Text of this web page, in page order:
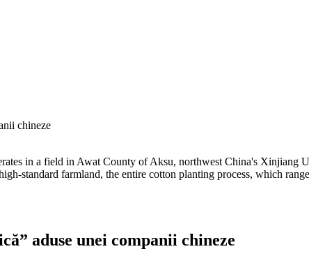
chineze
in a field in Awat County of Aksu, northwest China's Xinjiang
standard farmland, the entire cotton planting process, which
aduse unei companii chineze